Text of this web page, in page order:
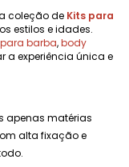
coleção de Kits para
estilos e idades.
barba,body
a experiência única e
apenas matérias
alta fixação e